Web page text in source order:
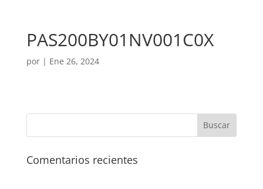
PAS200BY01NV001C0X
por | Ene 26, 2024
Comentarios recientes